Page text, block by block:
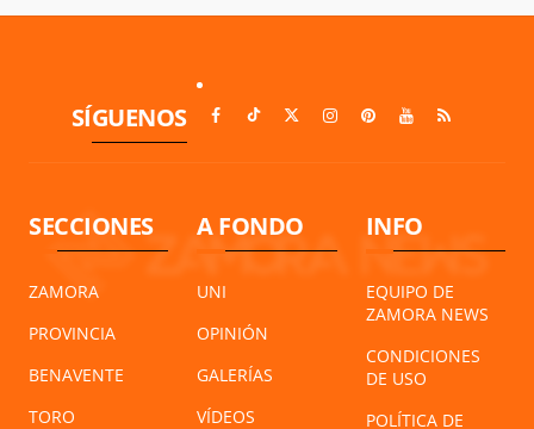
SÍGUENOS
SECCIONES
ZAMORA
PROVINCIA
BENAVENTE
TORO
A FONDO
UNI
OPINIÓN
GALERÍAS
VÍDEOS
INFO
EQUIPO DE
ZAMORA NEWS
CONDICIONES
DE USO
POLÍTICA DE